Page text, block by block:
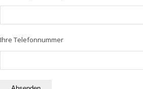
Ihre Telefonnummer